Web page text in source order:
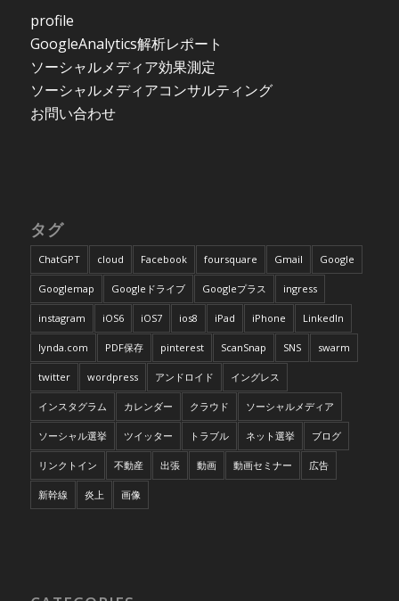
profile
GoogleAnalytics解析レポート
ソーシャルメディア効果測定
ソーシャルメディアコンサルティング
お問い合わせ
タグ
ChatGPT cloud Facebook foursquare Gmail Google
Googlemap Googleドライブ Googleプラス ingress
instagram iOS6 iOS7 ios8 iPad iPhone LinkedIn
lynda.com PDF保存 pinterest ScanSnap SNS swarm
twitter wordpress アンドロイド イングレス
インスタグラム カレンダー クラウド ソーシャルメディア
ソーシャル選挙 ツイッター トラブル ネット選挙 ブログ
リンクトイン 不動産 出張 動画 動画セミナー 広告
新幹線 炎上 画像